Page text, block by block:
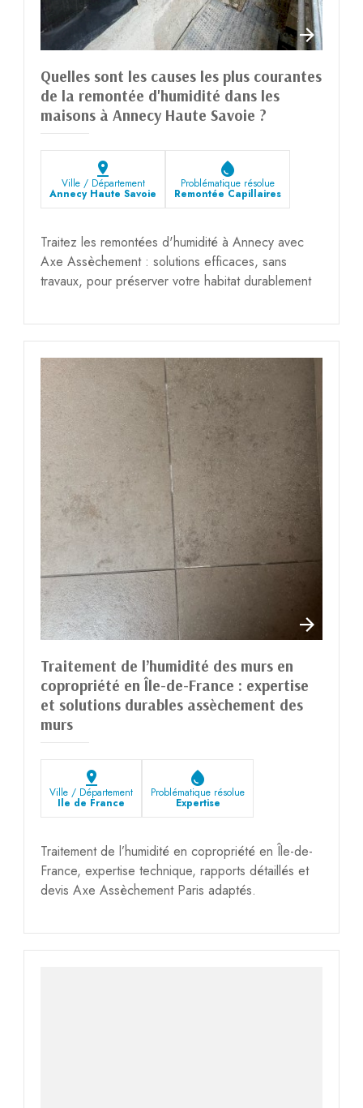
Quelles sont les causes les plus courantes
de la remontée d'humidité dans les
maisons à Annecy Haute Savoie ?
pin_drop
Ville / Département
Annecy Haute Savoie
water_drop
Problématique résolue
Remontée Capillaires
Traitez les remontées d'humidité à Annecy avec
Axe Assèchement : solutions efficaces, sans
travaux, pour préserver votre habitat durablement
Traitement de l’humidité des murs en
copropriété en Île-de-France : expertise
et solutions durables assèchement des
murs
pin_drop
Ville / Département
Ile de France
water_drop
Problématique résolue
Expertise
Traitement de l’humidité en copropriété en Île-de-
France, expertise technique, rapports détaillés et
devis Axe Assèchement Paris adaptés.